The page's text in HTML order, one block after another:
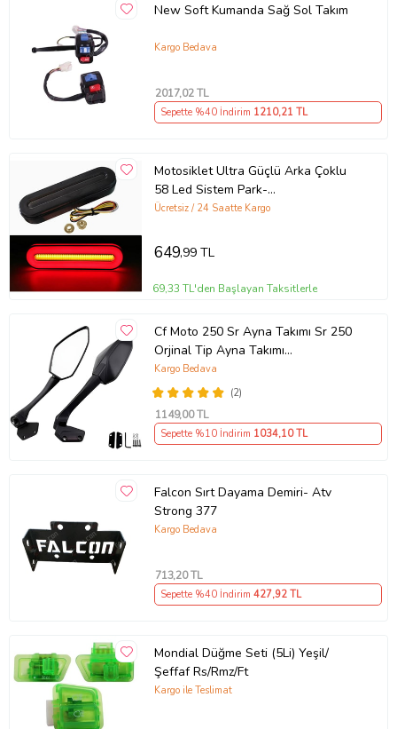
New Soft Kumanda Sağ Sol Takım
Kargo Bedava
2017,02 TL
Sepette %40 İndirim 1210,21 TL
Motosiklet Ultra Güçlü Arka Çoklu
58 Led Sistem Park-
Fren+Sinyal+Dörtlü Modlu
Ücretsiz / 24 Saatte Kargo
649,99 TL
69,33 TL'den Başlayan Taksitlerle
Cf Moto 250 Sr Ayna Takımı Sr 250
Orjinal Tip Ayna Takımı
Kaliteli_Supermoto (Siyah)
(2)
Kargo Bedava
1149,00 TL
Sepette %10 İndirim 1034,10 TL
Falcon Sırt Dayama Demiri- Atv
Strong 377
Kargo Bedava
713,20 TL
Sepette %40 İndirim 427,92 TL
Mondial Düğme Seti (5Li) Yeşil/
Şeffaf Rs/Rmz/Ft
Kargo ile Teslimat